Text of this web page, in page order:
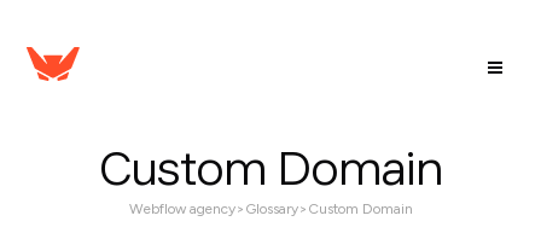
Custom Domain
Webflow agency> Glossary> Custom Domain